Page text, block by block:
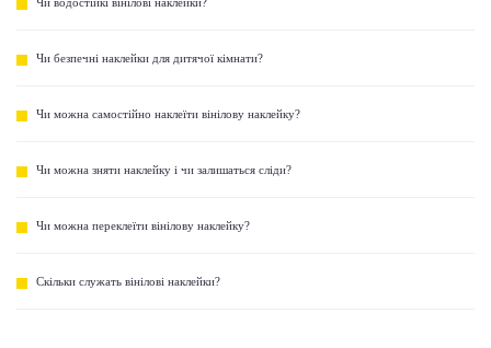
Чи безпечні наклейки для дитячої кімнати?
Чи можна самостійно наклеїти вінілову наклейку?
Чи можна зняти наклейку і чи залишаться сліди?
Чи можна переклеїти вінілову наклейку?
Скільки служать вінілові наклейки?